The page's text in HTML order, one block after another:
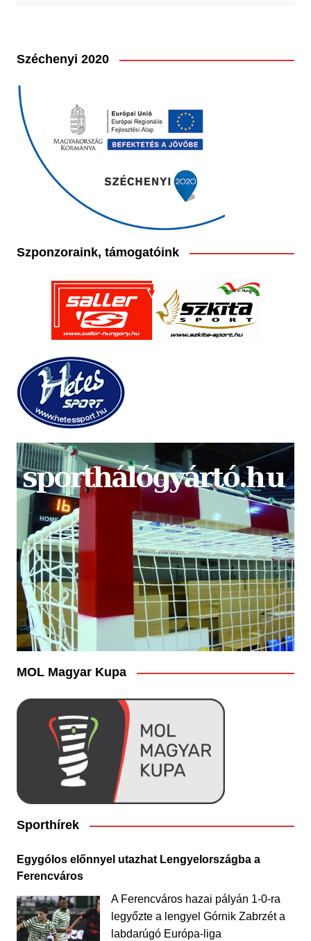
Széchenyi 2020
Szponzoraink, támogatóink
MOL Magyar Kupa
Sporthírek
Egygólos előnnyel utazhat Lengyelországba a
Ferencváros
A Ferencváros hazai pályán 1-0-ra
legyőzte a lengyel Górnik Zabrzét a
labdarúgó Európa-liga